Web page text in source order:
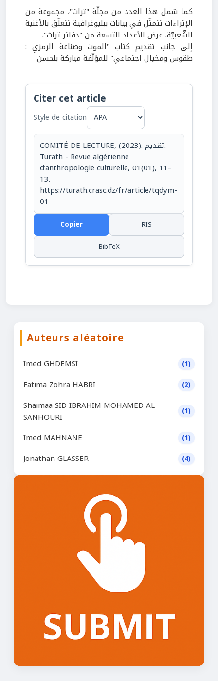
كما شمل هذا العدد من مجلّة "تراث"، مجموعة من
الإثراءات تتمثّل في بيانات ببليوغرافية تتعلّق بالأغنية
الشّعبيّة، عرض للأعداد التسعة من "دفاتر تراث"،
إلى جانب تقديم كتاب "الموت وصناعة الرمزي :
طقوس ومخيال اجتماعي" للمؤلّفة مباركة بلحسن.
Citer cet article
Style de citation
COMITÉ DE LECTURE, (2023). تقديم.
Turath - Revue algérienne
d’anthropologie culturelle, 01(01), 11–
13.
https://turath.crasc.dz/fr/article/tqdym-
01
Copier
RIS
BibTeX
Auteurs aléatoire
Imed GHDEMSI (1)
Fatima Zohra HABRI (2)
Shaimaa SID IBRAHIM MOHAMED AL
SANHOURI
(1)
Imed MAHNANE (1)
Jonathan GLASSER (4)